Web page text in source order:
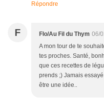
Répondre
F Flo/Au Fil du Thym 06/
A mon tour de te
tes proches. Santé,
que ces recettes de
prends ;) Jamais
être une idée..